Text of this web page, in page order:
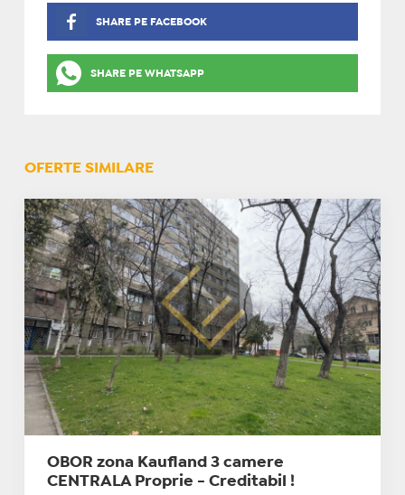
SHARE PE FACEBOOK
SHARE PE WHATSAPP
OFERTE SIMILARE
OBOR zona Kaufland 3 camere
CENTRALA Proprie - Creditabil !